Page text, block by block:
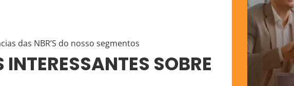
das NBR’S do nosso segmentos
SOBRE